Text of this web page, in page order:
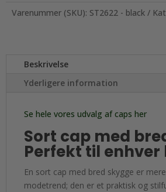
Varenummer (SKU): ST2622 - black
Beskrivelse
Yderligere information
Se hele vores udvalg af caps her
Sort cap med
Perfekt til enhver
En sort cap med bred skygge er
modetrend; den er et praktisk og